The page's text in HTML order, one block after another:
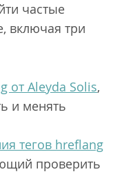
частые
включая три
от Aleyda Solis,
и менять
тегов hreflang
проверить